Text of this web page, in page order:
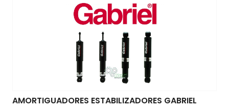
AMORTIGUADORES ESTABILIZADORES GABRIEL